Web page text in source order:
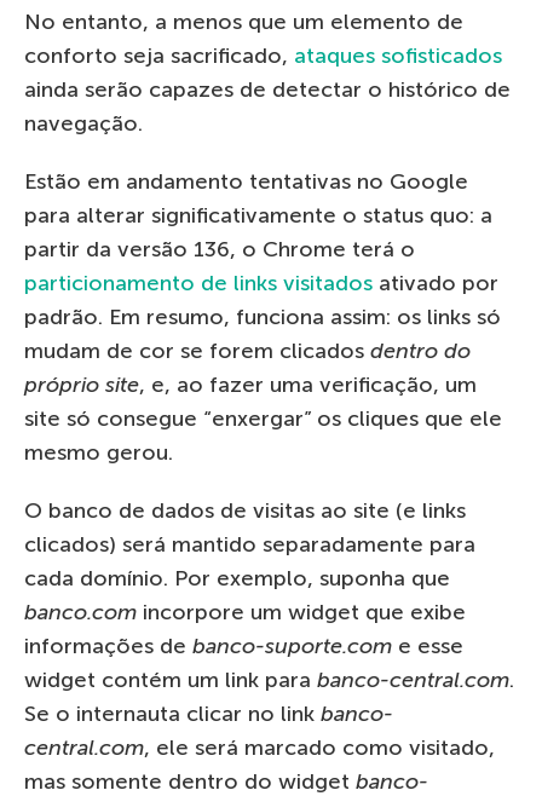
No entanto, a menos que um elemento de
conforto seja sacrificado, ataques sofisticados
ainda serão capazes de detectar o histórico de
navegação.
Estão em andamento tentativas no Google
para alterar significativamente o status quo: a
partir da versão 136, o Chrome terá o
particionamento de links visitados ativado por
padrão. Em resumo, funciona assim: os links só
mudam de cor se forem clicados dentro do
próprio site, e, ao fazer uma verificação, um
site só consegue “enxergar” os cliques que ele
mesmo gerou.
O banco de dados de visitas ao site (e links
clicados) será mantido separadamente para
cada domínio. Por exemplo, suponha que
banco.com incorpore um widget que exibe
informações de banco-suporte.com e esse
widget contém um link para banco-central.com.
Se o internauta clicar no link banco-
central.com, ele será marcado como visitado,
mas somente dentro do widget banco-